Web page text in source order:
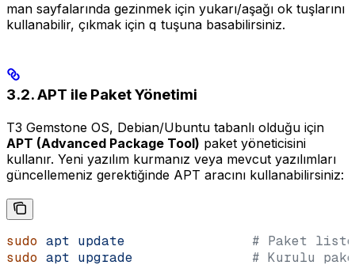
man sayfalarında gezinmek için yukarı/aşağı ok tuşlarını
kullanabilir, çıkmak için q tuşuna basabilirsiniz.
3.2. APT ile Paket Yönetimi
T3 Gemstone OS, Debian/Ubuntu tabanlı olduğu için
APT (Advanced Package Tool) paket yöneticisini
kullanır. Yeni yazılım kurmanız veya mevcut yazılımları
güncellemeniz gerektiğinde APT aracını kullanabilirsiniz:
sudo apt update
# Paket
sudo apt upgrade
# Kurulu